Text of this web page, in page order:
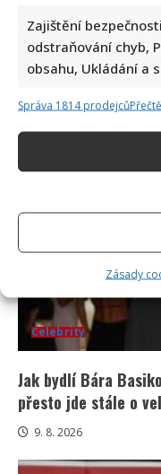
Zajištění
odstraňování chyb,
obsahu, Ukládání a
Správa 1814 prodejců
Zásady
Nejhezčí česká
se dostalo jen 5
jistotu
9. 8. 2026
Celebrity
Jak bydlí Bára
přesto jde stále o
9. 8. 2026